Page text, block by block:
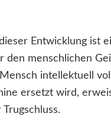
Entwicklung ist
den menschlichen
intellektuell
ersetzt wird,